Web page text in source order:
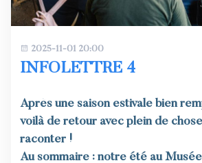
2025-11-01 20:00
INFOLETTRE 4
Après une saison estivale bien
voilà de retour avec plein de
raconter !
Au sommaire : notre été au